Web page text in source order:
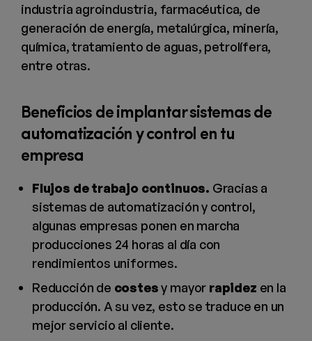
industria agroindustria, farmacéutica, de
generación de energía, metalúrgica, minería,
química, tratamiento de aguas, petrolífera,
entre otras.
Beneficios de implantar sistemas de
automatización y control en tu
empresa
Flujos de trabajo continuos. Gracias a
sistemas de automatización y control,
algunas empresas ponen en marcha
producciones 24 horas al día con
rendimientos uniformes.
Reducción de costesy mayor rapidez en la
producción. A su vez, esto se traduce en un
mejor servicio al cliente.